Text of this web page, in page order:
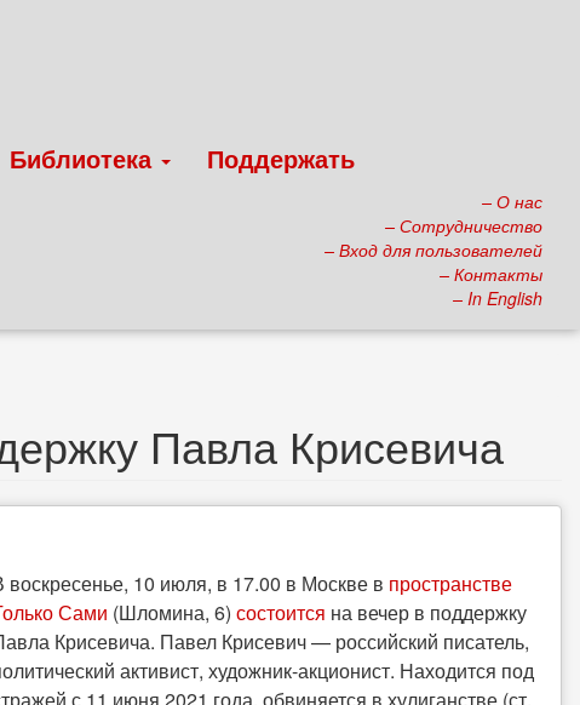
Библиотека Поддержать
– О нас
– Сотрудничество
– Вход для пользователей
– Контакты
– In English
Павла Крисевича
воскресенье, 10 июля, в 17.00 в Москве в пространстве
Сами (Шломина, 6) состоится на вечер в поддержку
Крисевича. Павел Крисевич — российский писатель,
активист, художник-акционист. Находится под